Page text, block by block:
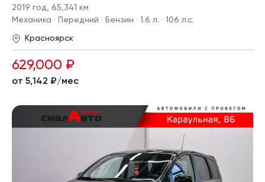
2019 год, 65,341 км
Механика · Передний · Бензин · 1.6 л. · 106 л.с.
Красноярск
629,000 ₽
от 5,142 ₽/мес